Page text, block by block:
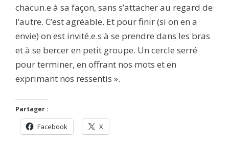
chacun.e à sa façon, sans s’attacher au regard de
l’autre. C’est agréable. Et pour finir (si on en a
envie) on est invité.e.s à se prendre dans les bras
et à se bercer en petit groupe. Un cercle serré
pour terminer, en offrant nos mots et en
exprimant nos ressentis ».
Partager :
Facebook X